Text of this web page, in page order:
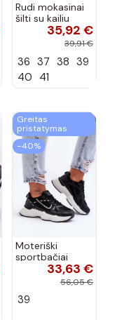
Rudi mokasinai
šilti su kailiu
35,92 €
39,91 €
36 37 38 39
40 41
Greitas
pristatymas
−40%
Moteriški
sportbačiai
juodos spalvos
33,63 €
56,05 €
39